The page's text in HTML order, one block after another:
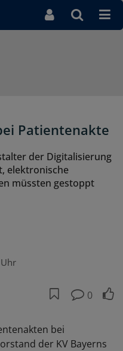
Patientenakte
der Digitalisierung
elektronische
müssten gestoppt
0
bei
der KV Bayerns